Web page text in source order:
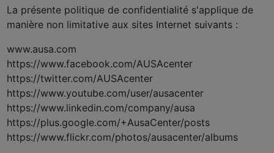
La présente politique de confidentialité s'applique de
manière non limitative aux sites Internet suivants :
www.ausa.com
https://www.facebook.com/AUSAcenter
https://twitter.com/AUSAcenter
https://www.youtube.com/user/ausacenter
https://www.linkedin.com/company/ausa
https://plus.google.com/+AusaCenter/posts
https://www.flickr.com/photos/ausacenter/albums